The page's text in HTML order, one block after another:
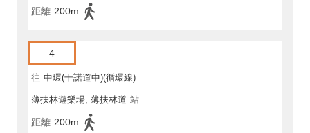
距離 200m
4
往 中環(干諾道中)(循環線)
薄扶林遊樂場, 薄扶林道 站
距離 200m